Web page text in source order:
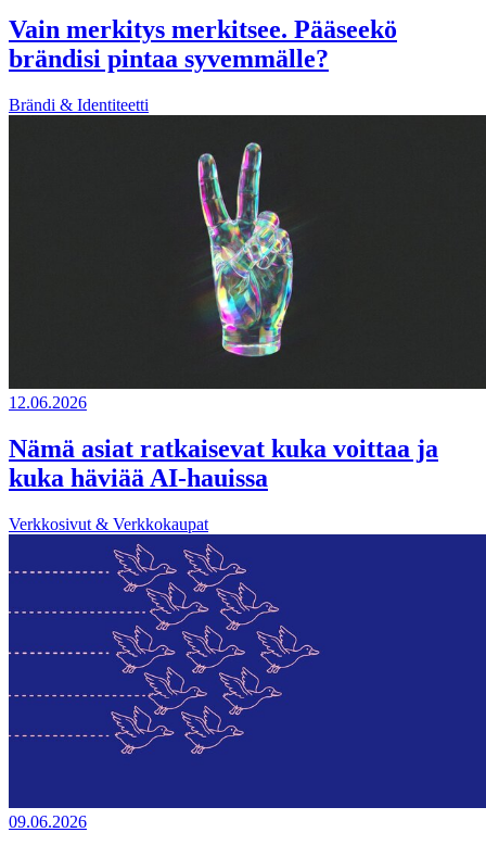
Vain merkitys merkitsee. Pääseekö
brändisi pintaa syvemmälle?
Brändi & Identiteetti
12.06.2026
Nämä asiat ratkaisevat kuka voittaa ja
kuka häviää AI-hauissa
Verkkosivut & Verkkokaupat
09.06.2026